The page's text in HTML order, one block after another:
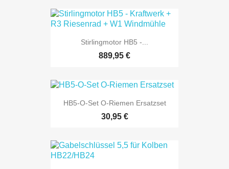
Stirlingmotor HB5 -...
889,95 €
HB5-O-Set O-Riemen Ersatzset
30,95 €